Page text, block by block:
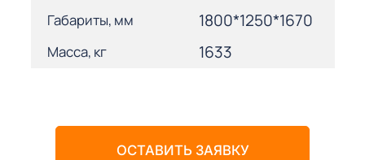
Габариты, мм 1800*1250*1670
Масса, кг 1633
ОСТАВИТЬ ЗАЯВКУ